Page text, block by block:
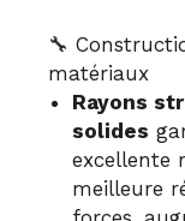
🔧
matériaux
Rayons
solides
excellente
meilleure